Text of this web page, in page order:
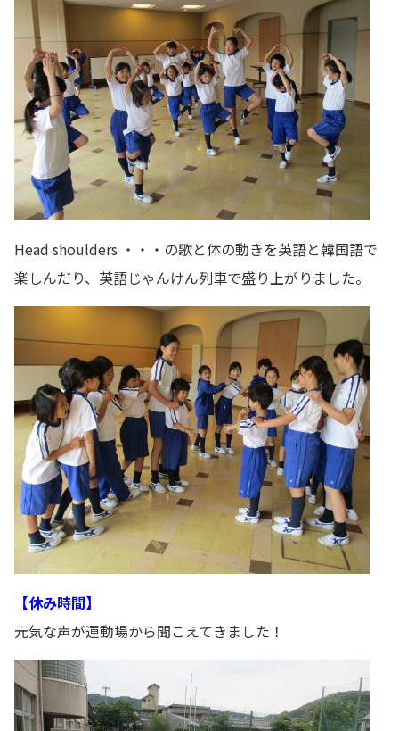
Head shoulders ・・・の歌と体の動きを英語と韓国語で
楽しんだり、英語じゃんけん列車で盛り上がりました。
【休み時間】
元気な声が運動場から聞こえてきました！